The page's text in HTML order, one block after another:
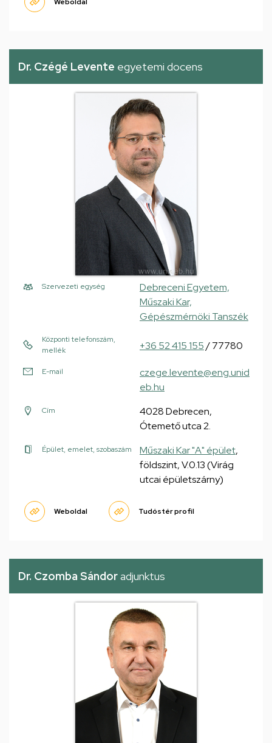
Dr. Czégé Levente egyetemi docens
Szervezeti egység
Debreceni Egyetem,
Műszaki Kar,
Gépészmérnöki Tanszék
Központi telefonszám,
mellék
+36 52 415 155/ 77780
E-mail
czege.levente@eng.unid
eb.hu
Cím
4028 Debrecen,
Ótemető utca 2.
Épület, emelet, szobaszám Műszaki Kar "A" épület,
földszint, V.0.13 (Virág
utcai épületszárny)
Weboldal Tudóstér profil
Dr. Czomba Sándoradjunktus